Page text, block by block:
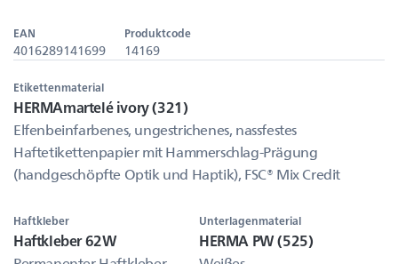
EAN
4016289141699
Produktcode
14169
Etikettenmaterial
HERMAmartelé ivory (321)
Elfenbeinfarbenes, ungestrichenes, nassfestes
Haftetikettenpapier mit Hammerschlag-Prägung
(handgeschöpfte Optik und Haptik), FSC® Mix Credit
Haftkleber
Haftkleber 62W
Unterlagenmaterial
HERMA PW (525)